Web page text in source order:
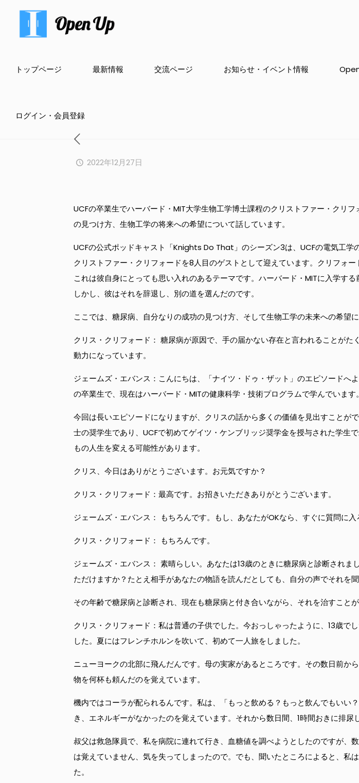
トップページ 最新情報 交流ページ お知らせ・イベント情報
ログイン・会員登録
2022年12月27日
UCFの卒業生でハーバード・MIT大学生物工学博士課程のクリストファー・クリ
の見つけ方、生物工学の将来への希望について話しています。
UCFの公式ポッドキャスト「Knights Do That」のシーズン3は、UCFの電気工
クリストファー・クリフォードを8人目のゲストとして迎えています。クリフォ
これは彼自身にとっても思い入れのあるテーマです。ハーバード・MITに入学す
しかし、彼はそれを辞退し、別の道を選んだのです。
ここでは、糖尿病、自分なりの成功の見つけ方、そして生物工学の未来への希望
クリス・クリフォード： 糖尿病が原因で、手の届かない存在と言われることが
動力になっています。
ジェームズ・エバンス：こんにちは、「ナイツ・ドゥ・ザット」のエピソード
の卒業生で、現在はハーバード・MITの健康科学・技術プログラムで学んでいま
今回は長いエピソードになりますが、クリスの話から多くの価値を見出すこと
士の奨学生であり、UCFで初めてゲイツ・ケンブリッジ奨学金を授与された学生
もの人生を変える可能性があります。
クリス、今日はありがとうございます。お元気ですか？
クリス・クリフォード：最高です。お招きいただきありがとうございます。
ジェームズ・エバンス： もちろんです。もし、あなたがOKなら、すぐに質問に入
クリス・クリフォード： もちろんです。
ジェームズ・エバンス： 素晴らしい。あなたは13歳のときに糖尿病と診断され
ただけますか？たとえ相手があなたの物語を読んだとしても、自分の声でそれを
その年齢で糖尿病と診断され、現在も糖尿病と付き合いながら、それを治すこと
クリス・クリフォード：私は普通の子供でした。今おっしゃったように、13歳
した。夏にはフレンチホルンを吹いて、初めて一人旅をしました。
ニューヨークの北部に飛んだんです。母の実家があるところです。その数日前
物を何杯も頼んだのを覚えています。
機内ではコーラが配られるんです。私は、「もっと飲める？もっと飲んでもいい
き、エネルギーがなかったのを覚えています。それから数日間、1時間おきに排
叔父は救急隊員で、私を病院に連れて行き、血糖値を調べようとしたのですが
は覚えていません、気を失ってしまったので。でも、聞いたところによると、私
た。